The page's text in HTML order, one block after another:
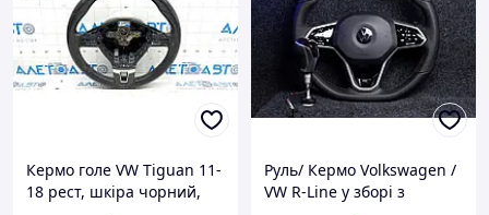
Кермо голе VW Tiguan 11-
18 рест, шкіра чорний,
Руль/ Кермо Volkswagen /
VW R-Line у зборі з